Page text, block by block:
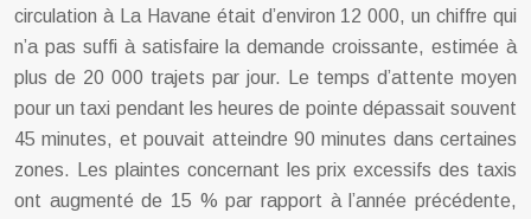
circulation à La Havane était d’environ 12 000, un chiffre qui
n’a pas suffi à satisfaire la demande croissante, estimée à
plus de 20 000 trajets par jour. Le temps d’attente moyen
pour un taxi pendant les heures de pointe dépassait souvent
45 minutes, et pouvait atteindre 90 minutes dans certaines
zones. Les plaintes concernant les prix excessifs des taxis
ont augmenté de 15 % par rapport à l’année précédente,